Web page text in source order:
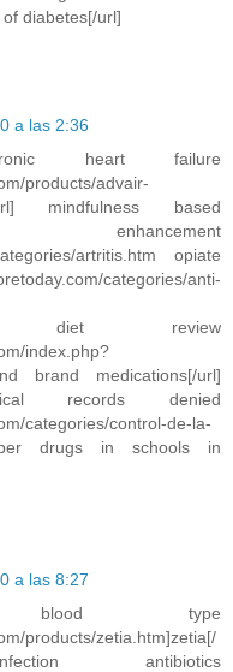
diabetes[/url]
a las 2:36
heart failure
products/advair-
mindfulness based
artritis.htm opiate
categories/anti-
diet review
index.php?
brand medications[/url]
records denied
categories/control-de-la-
drugs in schools in
a las 8:27
type
products/zetia.htm]zetia[/
antibiotics